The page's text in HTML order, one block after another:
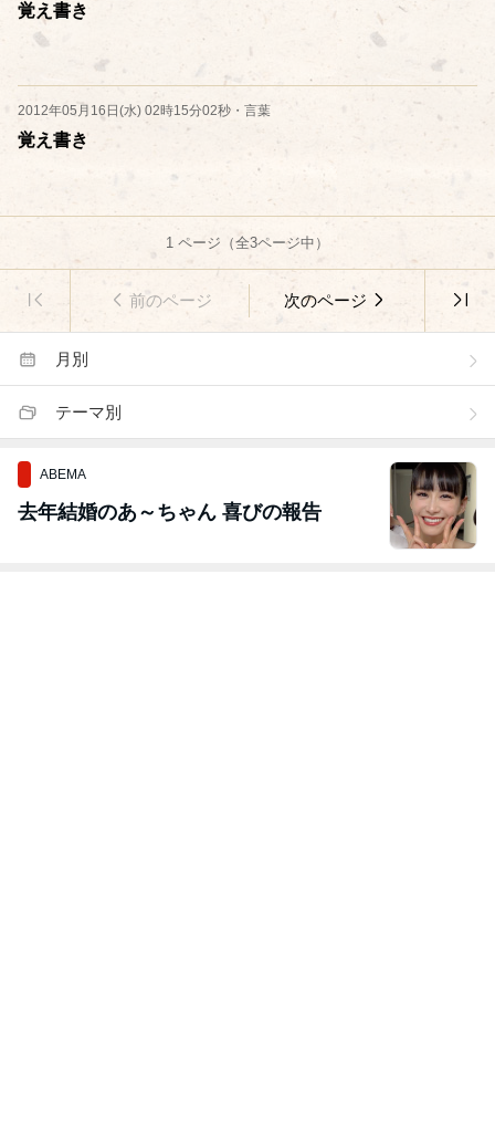
覚え書き
2012年05月16日(水) 02時15分02秒 ・ 言葉
覚え書き
1 ページ（全3ページ中）
前のページ 次のページ
月別
テーマ別
ABEMA
去年結婚のあ～ちゃん 喜びの報告